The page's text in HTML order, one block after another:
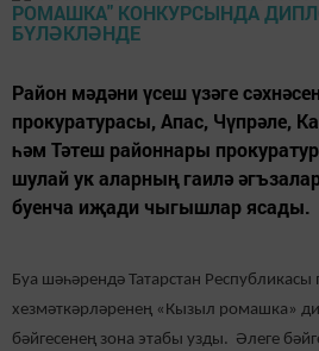
Район мәдәни үсеш үзәге
прокуратурасы, Апас, Чүпрәле,
һәм Тәтеш районнары
шулай ук аларның гаилә
буенча иҗади чыгышлар ясады.
Буа шәһәрендә Татарстан Республикасы
хезмәткәрләренең «Кызыл ромашка»
бәйгесенең зона этабы узды. Әлеге